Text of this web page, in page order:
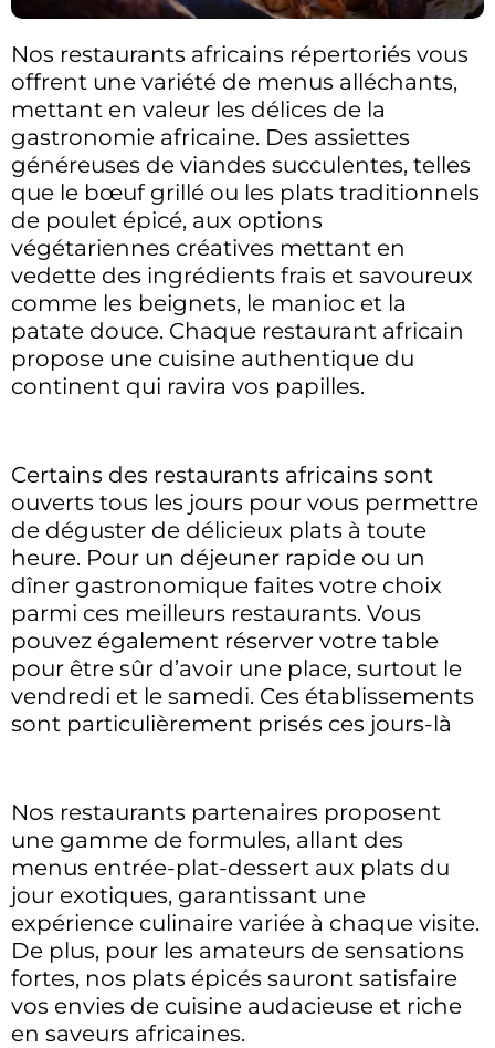
Nos restaurants africains répertoriés vous
offrent une variété de menus alléchants,
mettant en valeur les délices de la
gastronomie africaine. Des assiettes
généreuses de viandes succulentes, telles
que le bœuf grillé ou les plats traditionnels
de poulet épicé, aux options
végétariennes créatives mettant en
vedette des ingrédients frais et savoureux
comme les beignets, le manioc et la
patate douce. Chaque restaurant africain
propose une cuisine authentique du
continent qui ravira vos papilles.
Certains des restaurants africains sont
ouverts tous les jours pour vous permettre
de déguster de délicieux plats à toute
heure. Pour un déjeuner rapide ou un
dîner gastronomique faites votre choix
parmi ces meilleurs restaurants. Vous
pouvez également réserver votre table
pour être sûr d’avoir une place, surtout le
vendredi et le samedi. Ces établissements
sont particulièrement prisés ces jours-là
Nos restaurants partenaires proposent
une gamme de formules, allant des
menus entrée-plat-dessert aux plats du
jour exotiques, garantissant une
expérience culinaire variée à chaque visite.
De plus, pour les amateurs de sensations
fortes, nos plats épicés sauront satisfaire
vos envies de cuisine audacieuse et riche
en saveurs africaines.